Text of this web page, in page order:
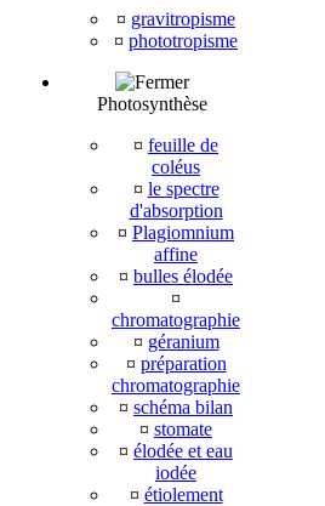
¤ gravitropisme
¤ phototropisme
Photosynthèse
¤ feuille de
coléus
¤ le spectre
d'absorption
¤ Plagiomnium
affine
¤ bulles élodée
¤
chromatographie
¤ géranium
¤ préparation
chromatographie
¤ schéma bilan
¤ stomate
¤ élodée et eau
iodée
¤ étiolement